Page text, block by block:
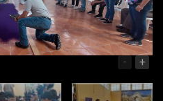
- +